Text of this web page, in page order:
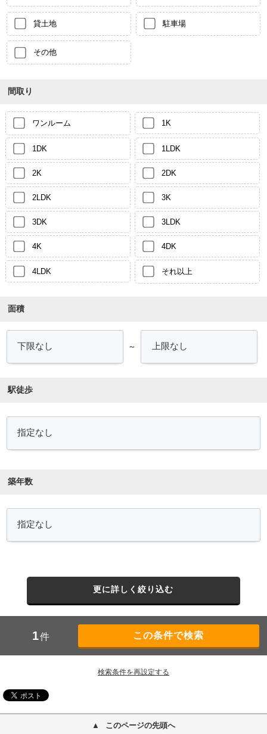
貸土地 駐車場
その他
間取り
ワンルーム 1K
1DK 1LDK
2K 2DK
2LDK 3K
3DK 3LDK
4K 4DK
4LDK それ以上
面積
～
駅徒歩
築年数
更に詳しく絞り込む
1件
検索条件を再設定する
このページの先頭へ